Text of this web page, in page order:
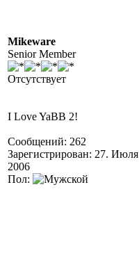
Mikeware
Senior Member
Отсутствует
I Love YaBB 2!
Сообщений: 262
Зарегистрирован: 27. Июля
2006
Пол: